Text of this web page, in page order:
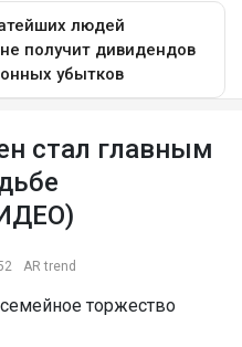
стал главным
AR trend
торжество